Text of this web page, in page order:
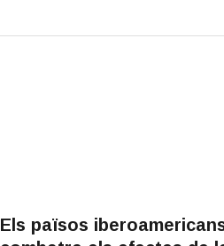
Els països